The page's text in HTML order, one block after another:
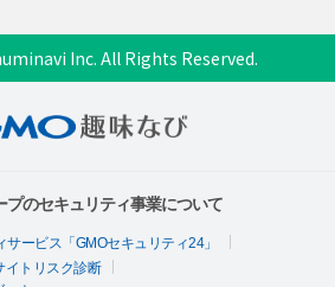
Inc. All Rights Reserved.